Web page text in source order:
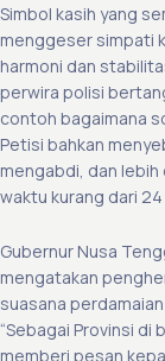
Simbol kasih yang
menggeser simpati
harmoni dan
perwira polisi
contoh bagaimana
Petisi bahkan
mengabdi, dan lebih
waktu kurang dari 24
Gubernur Nusa
mengatakan
suasana
“Sebagai Provinsi di
memberi pesan